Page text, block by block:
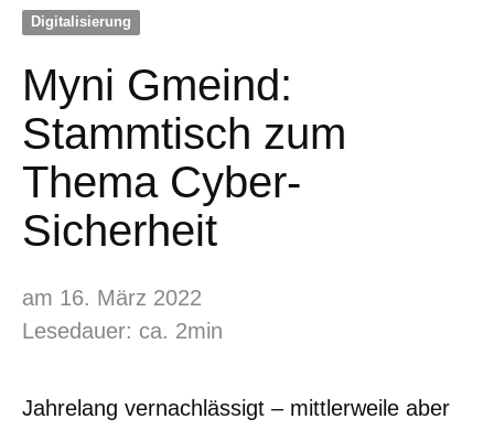
Digitalisierung
Myni Gmeind:
Stammtisch zum
Thema Cyber-
Sicherheit
am 16. März 2022
Lesedauer: ca. 2min
Jahrelang vernachlässigt – mittlerweile aber